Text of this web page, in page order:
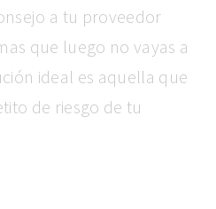
a tu proveedor
que luego no vayas a
ideal es aquella que
de riesgo de tu